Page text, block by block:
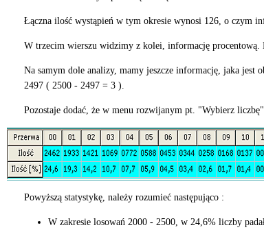
Łączna ilość wystąpień w tym okresie wynosi 126, o czym
W trzecim wierszu widzimy z kolei, informację procentową.
Na samym dole analizy, mamy jeszcze informację, jaka jest
2497 ( 2500 - 2497 = 3 ).
Pozostaje dodać, że w menu rozwijanym pt. "Wybierz
Powyższą statystykę, należy rozumieć następująco :
W zakresie losowań 2000 - 2500, w 24,6% liczby